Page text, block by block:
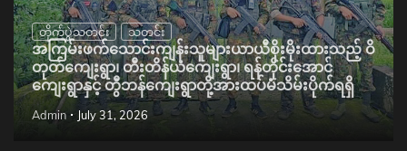
တိုက်ပွဲသတင်း သတင်း
အကြမ်းဖက်သောင်းကျန်းသူများယာယီစိုးမိုးထားသည့် ဝိ
တုတ်ကျေးရွာ၊ တီးတိန်ယံကျေးရွာ၊ ရန်တိုင်းအောင်
ကျေးရွာနှင့် တွီဘန်ကျေးရွာတို့အားထပ်မံသိမ်းပိုက်ရရှိ
Admin July 31, 2026